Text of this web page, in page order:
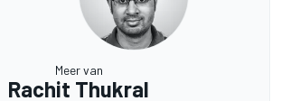
Meer van
Rachit Thukral